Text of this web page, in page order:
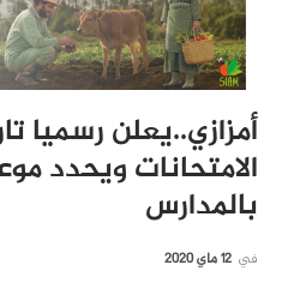
أمزازي..يعلن رسميا
الامتحانات ويحدد
بالمدارس
في 12 ماي 2020